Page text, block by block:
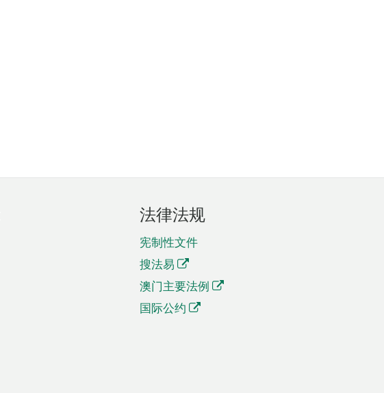
法律法规
宪制性文件
搜法易
澳门主要法例
国际公约